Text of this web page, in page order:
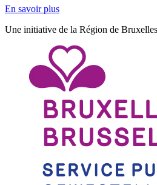
En savoir plus
Une initiative de la Région de